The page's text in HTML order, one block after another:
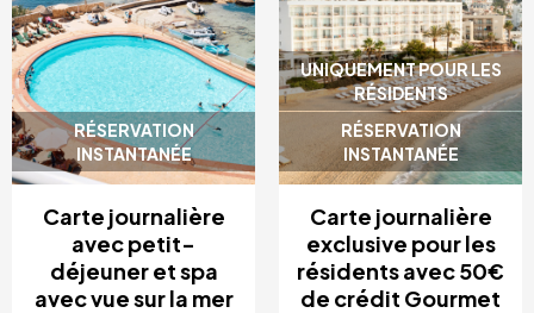
RÉSERVATION
INSTANTANÉE
Carte journalière
avec petit-
déjeuner et spa
avec vue sur la mer
UNIQUEMENT POUR LES
RÉSIDENTS
RÉSERVATION
INSTANTANÉE
Carte journalière
exclusive pour les
résidents avec 50€
de crédit Gourmet